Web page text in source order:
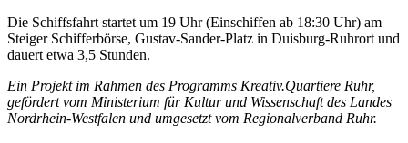
Die Schiffsfahrt startet um 19 Uhr (Einschiffen ab 18:30 Uhr) am
Steiger Schifferbörse, Gustav-Sander-Platz in Duisburg-Ruhrort und
dauert etwa 3,5 Stunden.
Ein Projekt im Rahmen des Programms Kreativ.Quartiere Ruhr,
gefördert vom Ministerium für Kultur und Wissenschaft des Landes
Nordrhein-Westfalen und umgesetzt vom Regionalverband Ruhr.